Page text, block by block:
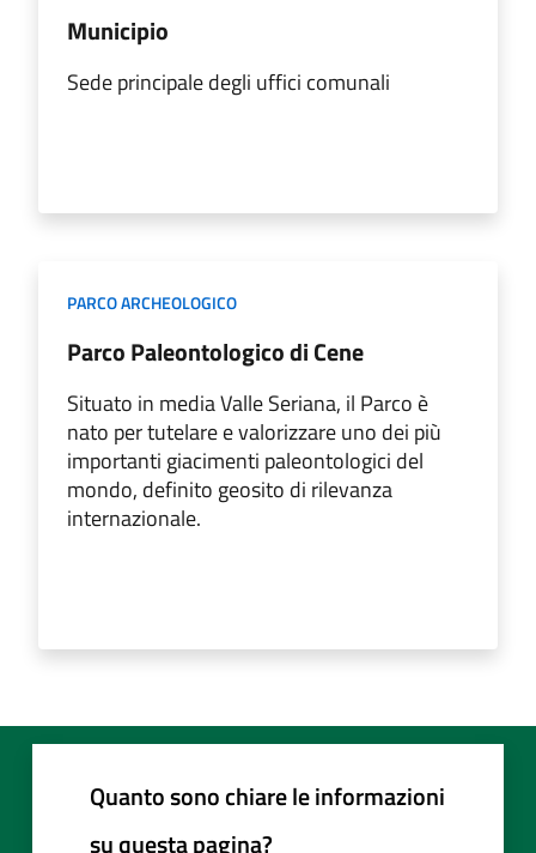
Municipio
Sede principale degli uffici comunali
PARCO ARCHEOLOGICO
Parco Paleontologico di Cene
Situato in media Valle Seriana, il Parco è
nato per tutelare e valorizzare uno dei più
importanti giacimenti paleontologici del
mondo, definito geosito di rilevanza
internazionale.
Quanto sono chiare le informazioni
su questa pagina?